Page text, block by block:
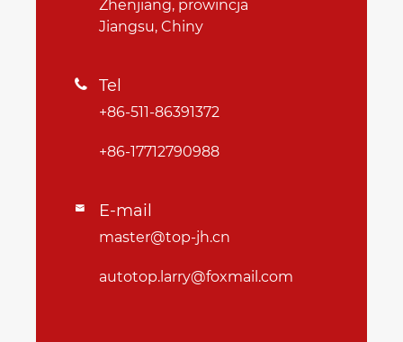
Zhenjiang, prowincja
Jiangsu, Chiny
 Tel
+86-511-86391372
+86-17712790988
 E-mail
master@top-jh.cn
autotop.larry@foxmail.com